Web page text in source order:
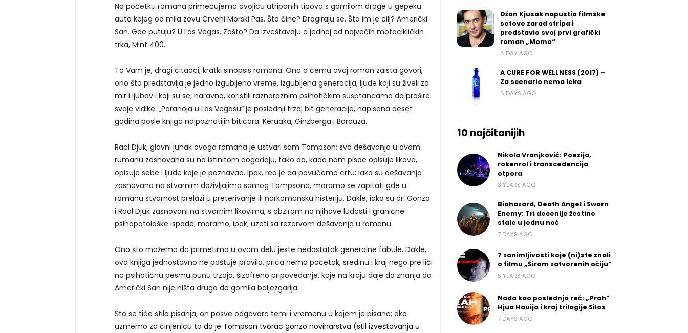
Na početku romana primećujemo dvojicu utripanih tipova s gomilom droge u gepeku
auta kojeg od mila zovu Crveni Morski Pas. Šta čine? Drogiraju se. Šta im je cilj? Američki
San. Gde putuju? U Las Vegas. Zašto? Da izveštavaju o jednoj od najvećih motocikličkih
trka, Mint 400.
To Vam je, dragi čitaoci, kratki sinopsis romana. Ono o čemu ovaj roman zaista govori,
ono što predstavlja je jedno izgubljeno vreme, izgubljena generacija, ljude koji su živeli za
mir i ljubav i koji su se, naravno, koristili raznoraznim psihotičkim susptancama da prošire
svoje vidike. „Paranoja u Las Vegasu“ je poslednji trzaj bit generacije, napisana deset
godina posle knjiga najpoznatijih bitičara: Keruaka, Ginzberga i Barouza.
Raol Djuk, glavni junak ovoga romana je ustvari sam Tompson; sva dešavanja u ovom
rumanu zasnovana su na istinitom događaju, tako da, kada nam pisac opisuje likove,
opisuje sebe i ljude koje je poznavao. Ipak, red je da povučemo crtu: iako su dešavanja
zasnovana na stvarnim doživljajima samog Tompsona, moramo se zapitati gde u
romanu stvarnost prelazi u preterivanje ili narkomansku histeriju. Dakle, iako su dr. Gonzo
i Raol Djuk zasnovani na stvarnim likovima, s obzirom na njihove ludosti i granične
psihopatološke ispade, moramo, ipak, uzeti sa rezervom dešavanja u romanu.
Ono što možemo da primetimo u ovom delu jeste nedostatak generalne fabule. Dakle,
ova knjiga jednostavno ne poštuje pravila, priča nema početak, sredinu i kraj nego pre liči
na psihotičnu pesmu punu trzaja, šizofreno pripovedanje, koje na kraju daje do znanja da
Američki San nije ništa drugo do gomila baljezgarija.
Što se tiče stila pisanja, on posve odgovara temi i vremenu u kojem je pisano; ako
uzmemo za činjenicu to da je Tompson tvorac gonzo novinarstva (stil izveštavanja u
Džon Kjusak napustio filmske
setove zarad stripa i
predstavio svoj prvi grafički
roman „Momo“
A DAY AGO
A CURE FOR WELLNESS (2017) –
Za scenario nema leka
6 DAYS AGO
10 najčitanijih
Nikola Vranjković: Poezija,
rokenrol i transcedencija
otpora
3 YEARS AGO
Biohazard, Death Angel i Sworn
Enemy: Tri decenije žestine
stale u jednu noć
7 DAYS AGO
7 zanimljivosti koje (ni)ste znali
o filmu „Širom zatvorenih očiju“
5 YEARS AGO
Nada kao poslednja reč: „Prah“
Hjua Hauija i kraj trilogije Silos
7 DAYS AGO